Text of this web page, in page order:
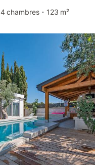
4 chambres 123 m²